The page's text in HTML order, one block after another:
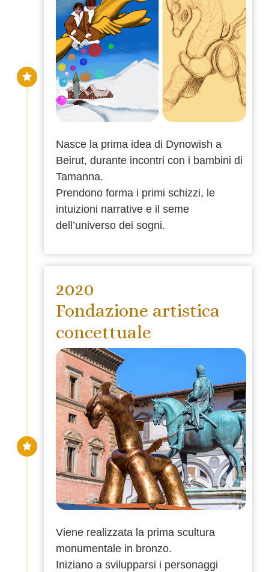
Nasce la prima idea di Dynowish a
Beirut, durante incontri con i bambini di
Tamanna.
Prendono forma i primi schizzi, le
intuizioni narrative e il seme
dell’universo dei sogni.
2020
Fondazione artistica
concettuale
Viene realizzata la prima scultura
monumentale in bronzo.
Iniziano a svilupparsi i personaggi